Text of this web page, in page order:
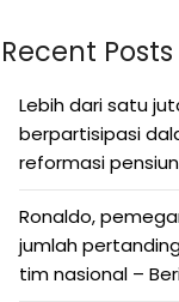
Recent Posts
Lebih dari satu
berpartisipasi
reformasi
Ronaldo,
jumlah
tim nasional –